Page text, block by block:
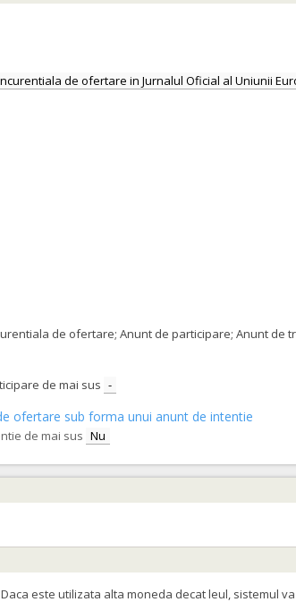
de ofertare in Jurnalul Oficial al Uniunii
de ofertare; Anunt de participare; Anunt de
de mai sus -
ofertare sub forma unui anunt de intentie
de mai sus Nu
este utilizata alta moneda decat leul, sistemul